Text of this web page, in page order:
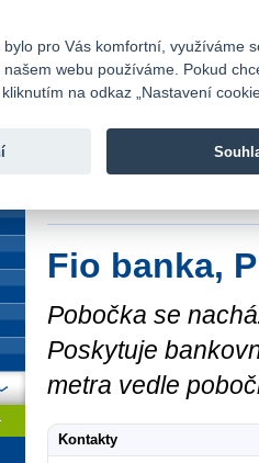
Fio banka
Fio banka,
Pobočka se
Poskytuje
metra vedle
Kontakty
pro Vás komfortní, využíváme
webu používáme. Pokud
na odkaz „Nastavení